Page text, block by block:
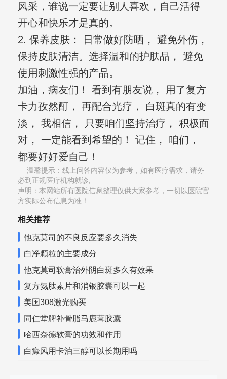
风采，谁说一定要让别人喜欢，自己活得
开心和快乐才是真的。
2. 保养皮肤： 日常做好防晒， 避免外伤，
保持皮肤清洁。选择温和的护肤品， 避免
使用刺激性强的产品。
加油，病友们！ 看到有朋友说， 用了复方
卡力孜然酊， 再配合光疗， 白斑真的有变
淡， 我相信， 只要咱们坚持治疗， 积极面
对， 一定能看到希望的！ 记住， 咱们，
都要好好爱自己！
温馨提示：线上问答内容仅为参考，如有医疗需求，请务
必到正规医疗机构就诊,
声明：本网站所有医院信息整理仅供大家参考，一切以医院官
方实际公布信息为准！
相关推荐
他克莫司的不良反应要多久消失
白净颗粒的主要成分
他克莫司软膏治外阴白斑多久有效果
复方氨肽素片和消银胶囊可以一起
美国308激光购买
同仁堂牌补骨脂马鹿茸胶囊
哈西奈德软膏的功效和作用
白癜风用卡泊三醇可以长期用吗